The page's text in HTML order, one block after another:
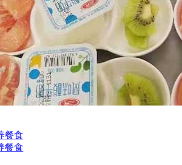
餐食
餐食